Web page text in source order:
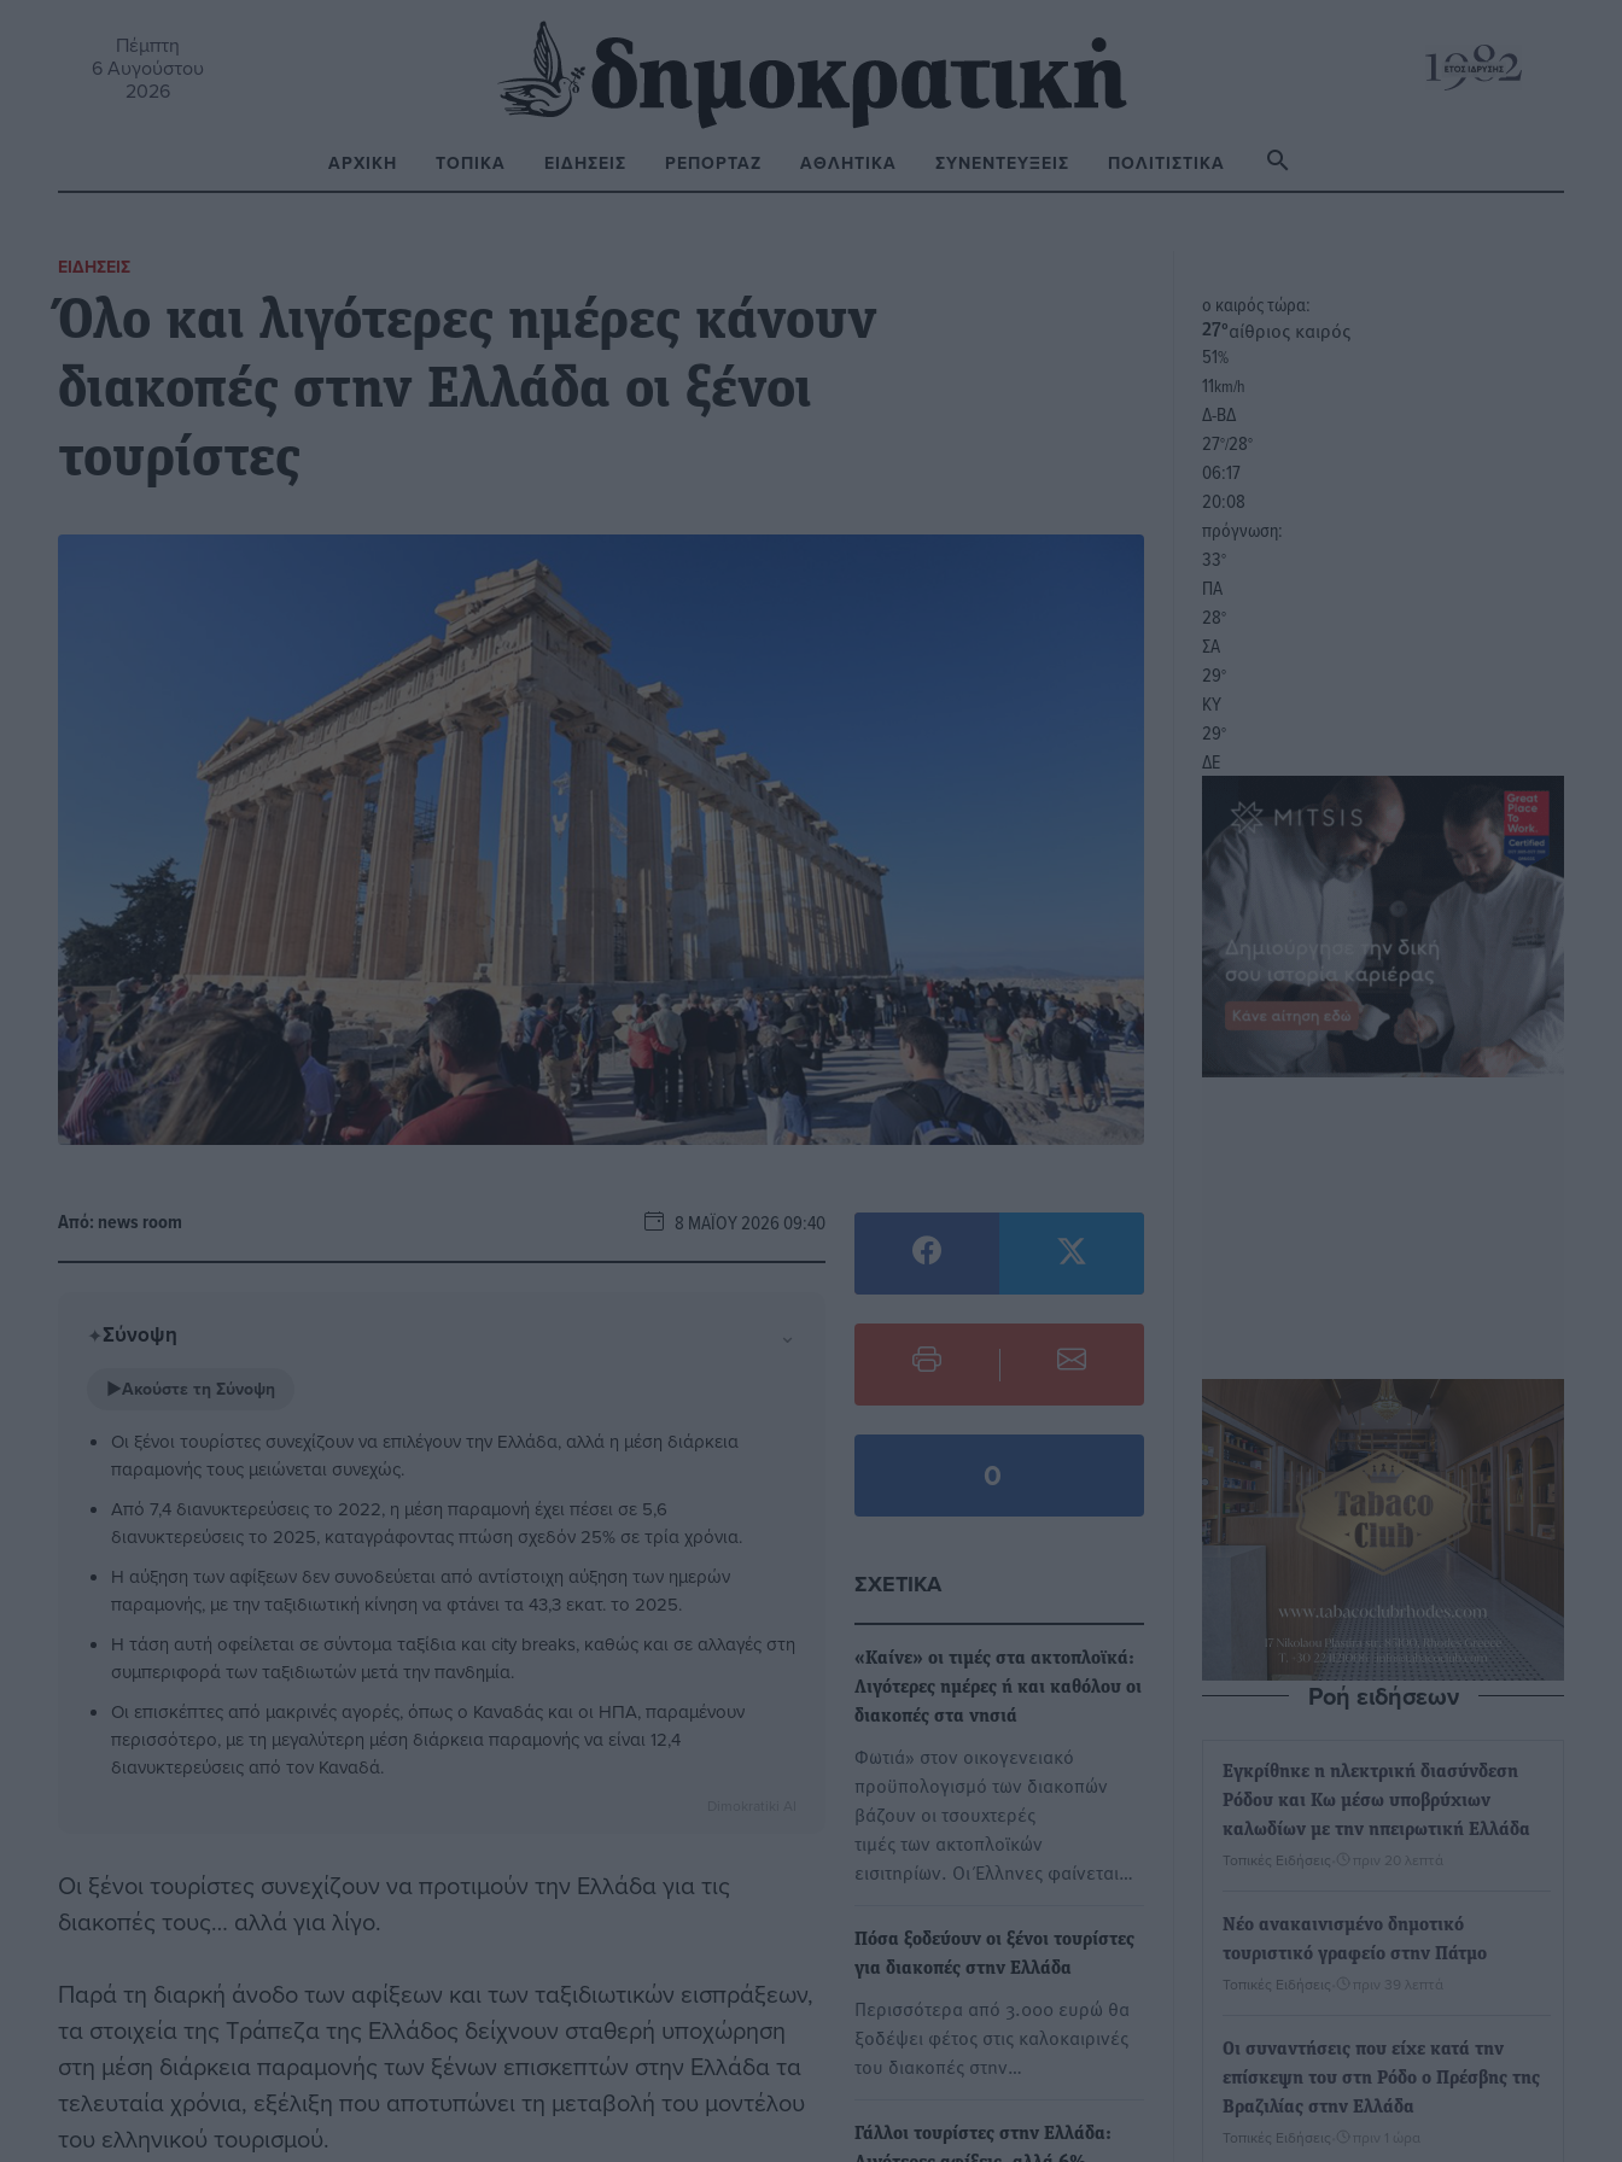
Πέμπτη
6 Αυγούστου
2026
ΑΡΧΙΚΉ ΤΟΠΙΚΆ ΕΙΔΉΣΕΙΣ ΡΕΠΟΡΤΆΖ ΑΘΛΗΤΙΚΆ ΣΥΝΕΝΤΕΎΞΕΙΣ ΠΟΛΙΤΙΣΤΙΚΆ
ΕΙΔΉΣΕΙΣ
Όλο και λιγότερες ημέρες κάνουν
διακοπές στην Ελλάδα οι ξένοι
τουρίστες
Από: news room 8 ΜΑΪ́ΟΥ 2026 09:40
✦Σύνοψη ⌄
▶Ακούστε τη Σύνοψη
Οι ξένοι τουρίστες συνεχίζουν να επιλέγουν την Ελλάδα, αλλά η μέση διάρκεια
παραμονής τους μειώνεται συνεχώς.
Από 7,4 διανυκτερεύσεις το 2022, η μέση παραμονή έχει πέσει σε 5,6
διανυκτερεύσεις το 2025, καταγράφοντας πτώση σχεδόν 25% σε τρία χρόνια.
Η αύξηση των αφίξεων δεν συνοδεύεται από αντίστοιχη αύξηση των ημερών
παραμονής, με την ταξιδιωτική κίνηση να φτάνει τα 43,3 εκατ. το 2025.
Η τάση αυτή οφείλεται σε σύντομα ταξίδια και city breaks, καθώς και σε αλλαγές στη
συμπεριφορά των ταξιδιωτών μετά την πανδημία.
Οι επισκέπτες από μακρινές αγορές, όπως ο Καναδάς και οι ΗΠΑ, παραμένουν
περισσότερο, με τη μεγαλύτερη μέση διάρκεια παραμονής να είναι 12,4
διανυκτερεύσεις από τον Καναδά.
Οι ξένοι τουρίστες συνεχίζουν να προτιμούν την Ελλάδα για τις
διακοπές τους… αλλά για λίγο.
Παρά τη διαρκή άνοδο των αφίξεων και των ταξιδιωτικών εισπράξεων,
τα στοιχεία της Τράπεζα της Ελλάδος δείχνουν σταθερή υποχώρηση
στη μέση διάρκεια παραμονής των ξένων επισκεπτών στην Ελλάδα τα
τελευταία χρόνια, εξέλιξη που αποτυπώνει τη μεταβολή του μοντέλου
του ελληνικού τουρισμού.
0
ΣΧΕΤΙΚΆ
«Καίνε» οι τιμές στα ακτοπλοϊκά:
Λιγότερες ημέρες ή και καθόλου οι
διακοπές στα νησιά
Φωτιά» στον οικογενειακό
προϋπολογισμό των διακοπών
βάζουν οι τσουχτερές
τιμές των ακτοπλοϊκών
εισιτηρίων. Οι Έλληνες φαίνεται…
Πόσα ξοδεύουν οι ξένοι τουρίστες
για διακοπές στην Ελλάδα
Περισσότερα από 3.000 ευρώ θα
ξοδέψει φέτος στις καλοκαιρινές
του διακοπές στην…
Γάλλοι τουρίστες στην Ελλάδα:
o καιρός τώρα:
27°αίθριος καιρός
51%
11km/h
Δ-ΒΔ
27°/28°
06:17
20:08
πρόγνωση:
33°
ΠΑ
28°
ΣΑ
29°
ΚΥ
29°
ΔΕ
Ροή ειδήσεων
Εγκρίθηκε η ηλεκτρική διασύνδεση
Ρόδου και Κω μέσω υποβρύχιων
καλωδίων με την ηπειρωτική Ελλάδα
Τοπικές Ειδήσεις πριν 20 λεπτά
Νέο ανακαινισμένο δημοτικό
τουριστικό γραφείο στην Πάτμο
Τοπικές Ειδήσεις πριν 39 λεπτά
Οι συναντήσεις που είχε κατά την
επίσκεψη του στη Ρόδο ο Πρέσβης της
Βραζιλίας στην Ελλάδα
Τοπικές Ειδήσεις πριν 1 ώρα